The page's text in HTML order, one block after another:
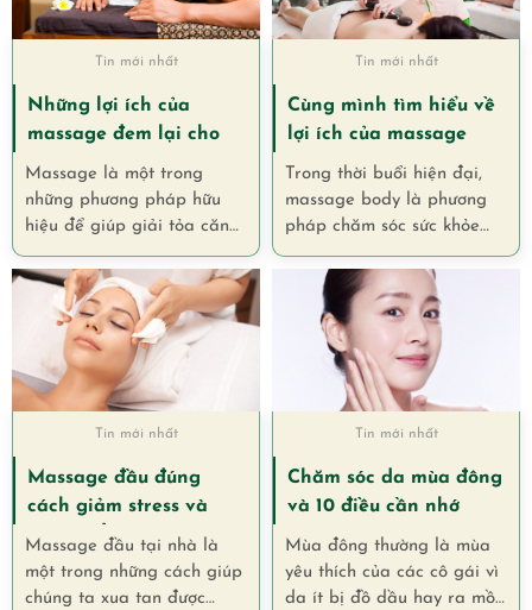
Tin mới nhất
Những lợi ích của
massage đem lại cho
sức khỏe không phải ai
cũng biết
Massage là một trong
những phương pháp hữu
hiệu để giúp giải tỏa căng
thẳng và đau nhức. Hiện
nay có rất nhiều trung tâm
Spa đã sử dụng phương
pháp massage này. Nhưng
cũng đang có rất nhiều
những băn khoăn không
hiểu hết những lợi ích của
massage đem lại cho sức
viết này chúng tôi sẽ giúp
bạn khám phá những công
dụng tuyệt vời của việc
massage. Hãy cùng theo
dõi nhé.
Tin mới nhất
Cùng mình tìm hiểu về
lợi ích của massage
body
Trong thời buổi hiện đại,
massage body là phương
pháp chăm sóc sức khỏe
không còn quá xa lạ.
Phương pháp này ra đời
đã trở thành phương pháp
thư giãn giảm stress hiệu
quả được nhiều người ưa
chuộng. Ngoài ra massage
body còn mang lại nhiều
lợi ích tốt cho sức khỏe. Sau
massage body mang lại.
Tin mới nhất
Massage đầu đúng
cách giảm stress và
căng thẳng tại nhà
Massage đầu tại nhà là
một trong những cách giúp
chúng ta xua tan được
Tin mới nhất
Chăm sóc da mùa đông
và 10 điều cần nhớ
Mùa đông thường là mùa
yêu thích của các cô gái vì
da ít bị đồ dầu hay ra mồ